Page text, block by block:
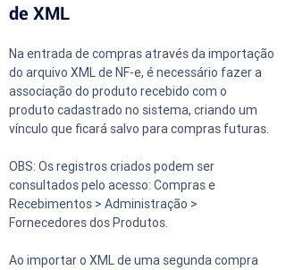
de XML
Na entrada de compras através da importação
do arquivo XML de NF-e, é necessário fazer a
associação do produto recebido com o
produto cadastrado no sistema, criando um
vínculo que ficará salvo para compras futuras.
OBS: Os registros criados podem ser
consultados pelo acesso: Compras e
Recebimentos > Administração >
Fornecedores dos Produtos.
Ao importar o XML de uma segunda compra